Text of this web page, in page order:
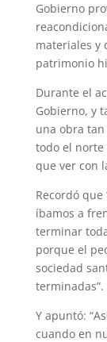
s
A
p
p
g
r
a
m
Gobierno
materiales y
patrimonio
Durante el
Gobierno, y
una obra
todo el norte
que ver con
Recordó
íbamos a
terminar
porque el
sociedad
terminadas”.
Y apuntó:
cuando en